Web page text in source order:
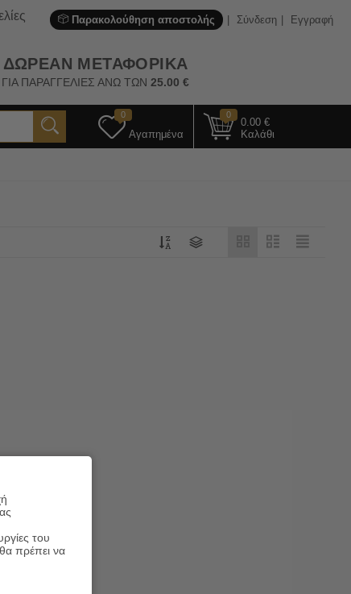
Παρακολούθηση αποστολής Σύνδεση Εγγραφή
ΔΩΡΕΑΝ ΜΕΤΑΦΟΡΙΚΑ
ΓΙΑ ΠΑΡΑΓΓΕΛΙΕΣ ΑΝΩ ΤΩΝ25.00 €
0
Αγαπημένα
0
0.00 €
Καλάθι
του
πρέπει να